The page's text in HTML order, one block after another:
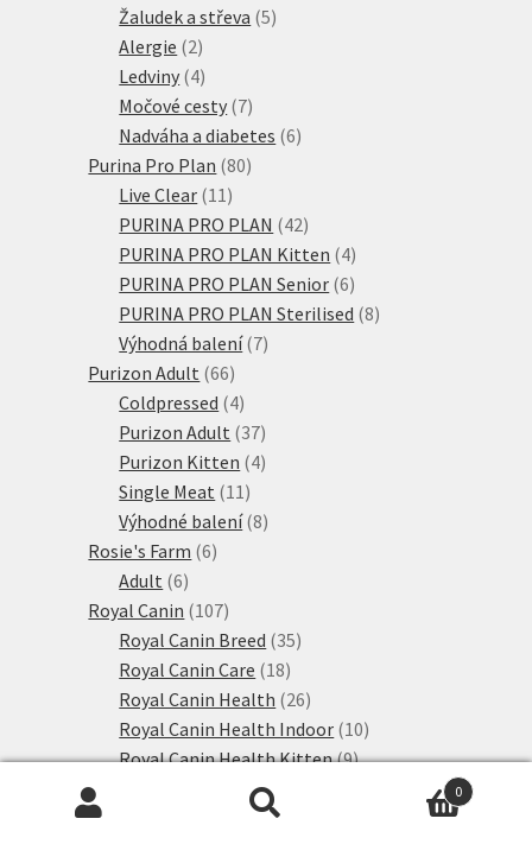
produktů
Žaludek a střeva 55
Alergie 22
produkty
Ledviny 44
produkty
Močové cesty 77
produktů
Nadváha a diabetes 66
Purina Pro Plan 8080
Live Clear 11 11
produktů
PURINA PRO PLAN 4242
produktů
PURINA PRO PLAN Kitten 44
produkty
PURINA PRO PLAN Senior 66
produktů
PURINA PRO PLAN Sterilised 88
Výhodná balení 77
Purizon Adult 6666
produktů
Coldpressed 44
produkty
Purizon Adult 3737
produktů
Purizon Kitten 44
Single Meat 11 11
produktů
Výhodné balení 88
Rosie's Farm 66
Adult 66
produktů
Royal Canin 107107
produktů
Royal Canin Breed 3535
Royal Canin Care 1818
produktů
Royal Canin Health 2626
produktů
Royal Canin Health Indoor 1010
produktů
Royal Canin Health Kitten 99
Royal Canin Health Outdoor
produktů
Sanabelle granule 1515
0